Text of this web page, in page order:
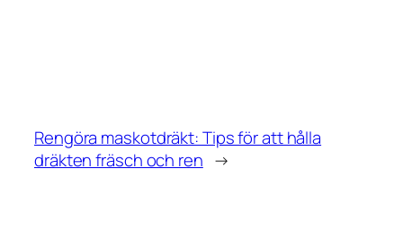
Rengöra maskotdräkt: Tips för att hålla
dräkten fräsch och ren →